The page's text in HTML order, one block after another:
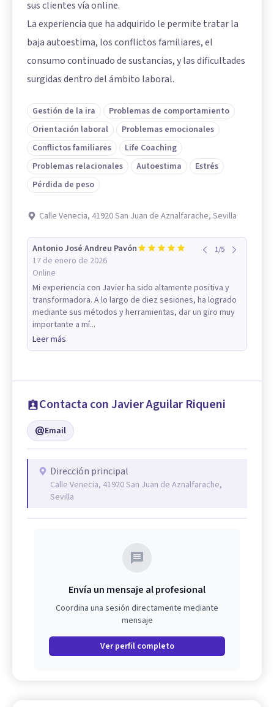
sus clientes vía online.
La experiencia que ha adquirido le permite tratar la
baja autoestima, los conflictos familiares, el
consumo continuado de sustancias, y las dificultades
surgidas dentro del ámbito laboral.
Gestión de la ira
Problemas de comportamiento
Orientación laboral
Problemas emocionales
Conflictos familiares
Life Coaching
Problemas relacionales
Autoestima
Estrés
Pérdida de peso
Calle Venecia, 41920 San Juan de Aznalfarache, Sevilla
Antonio José Andreu Pavón
17 de enero de 2026
Online
1/5
Mi experiencia con Javier ha sido altamente positiva y
transformadora. A lo largo de diez sesiones, ha logrado
mediante sus métodos y herramientas, dar un giro muy
importante a mí...
Leer más
Contacta con Javier Aguilar Riqueni
Email
Dirección principal
Calle Venecia, 41920 San Juan de Aznalfarache,
Sevilla
Envía un mensaje al profesional
Coordina una sesión directamente mediante
mensaje
Ver perfil completo